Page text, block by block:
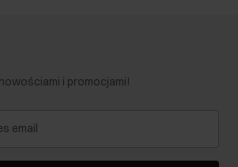
ustępuje miejsca szarości i zimnym
ubrać się w piękny płaszcz zimowy
rozjaśnić nieco aurę. W naszej
wełny, ze skóry naturalnej bądź z innych
bardzo efektownie się prezentują.
i promocjami!